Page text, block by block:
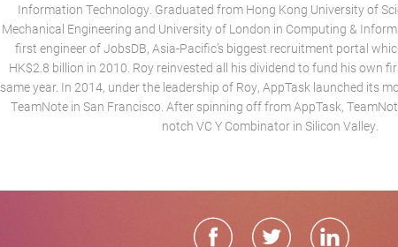
Information Technology. Graduated from Hong Kong University of
Mechanical Engineering and University of London in Computing &
first engineer of JobsDB, Asia-Pacific’s biggest recruitment portal
HK$2.8 billion in 2010. Roy reinvested all his dividend to fund his own
same year. In 2014, under the leadership of Roy, AppTask launched its
TeamNote in San Francisco. After spinning off from AppTask,
notch VC Y Combinator in Silicon Valley.